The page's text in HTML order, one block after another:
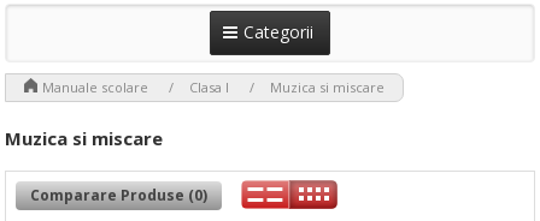
Categorii
Manuale scolare Clasa I Muzica si miscare
Muzica si miscare
Comparare Produse (0)